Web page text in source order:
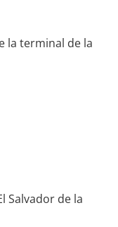
la terminal de la
Salvador de la